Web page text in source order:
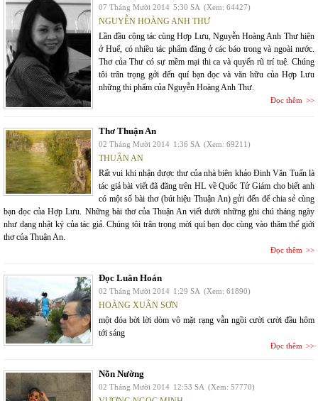
07 Tháng Mười 2014 5:30 SA (Xem: 64427)
NGUYỄN HOÀNG ANH THƯ
Lần đầu cộng tác cùng Hợp Lưu, Nguyễn Hoàng Anh Thư hiện
ở Huế, có nhiều tác phẩm đăng ở các báo trong và ngoài nước.
Thơ của Thư có sự mềm mại thi ca và quyến rũ trí tuệ. Chúng
tôi trân trọng gởi đến quí bạn đọc và văn hữu của Hợp Lưu
những thi phẩm của Nguyễn Hoàng Anh Thư.
Đọc thêm
Thơ Thuận An
02 Tháng Mười 2014 1:36 SA (Xem: 69211)
THUẬN AN
Rất vui khi nhận được thư của nhà biên khảo Đinh Văn Tuấn là
tác giả bài viết đã đăng trên HL về Quốc Tử Giám cho biết anh
có một số bài thơ (bút hiệu Thuận An) gửi đến để chia sẻ cùng
bạn đọc của Hợp Lưu. Những bài thơ của Thuận An viết dưới những ghi chú tháng ngày
như dạng nhật ký của tác giả. Chúng tôi trân trọng mời quí bạn đọc cùng vào thăm thế giới
thơ của Thuận An.
Đọc thêm
Đọc Luân Hoán
02 Tháng Mười 2014 1:29 SA (Xem: 61890)
HOÀNG XUÂN SƠN
một đóa bời lời dòm vô mặt rạng vẫn ngồi cười cười đầu hôm
tới sáng
Đọc thêm
Nõn Nường
02 Tháng Mười 2014 12:53 SA (Xem: 57770)